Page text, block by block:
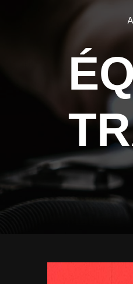
ÉQUILIBRAGE PNEUS LE
Panneau de gestion des cookies